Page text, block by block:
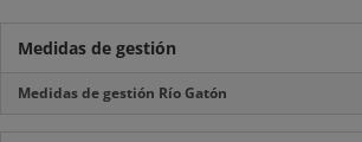
Medidas de gestión
Medidas de gestión Río Gatón